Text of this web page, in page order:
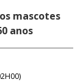
mascotes
anos
)